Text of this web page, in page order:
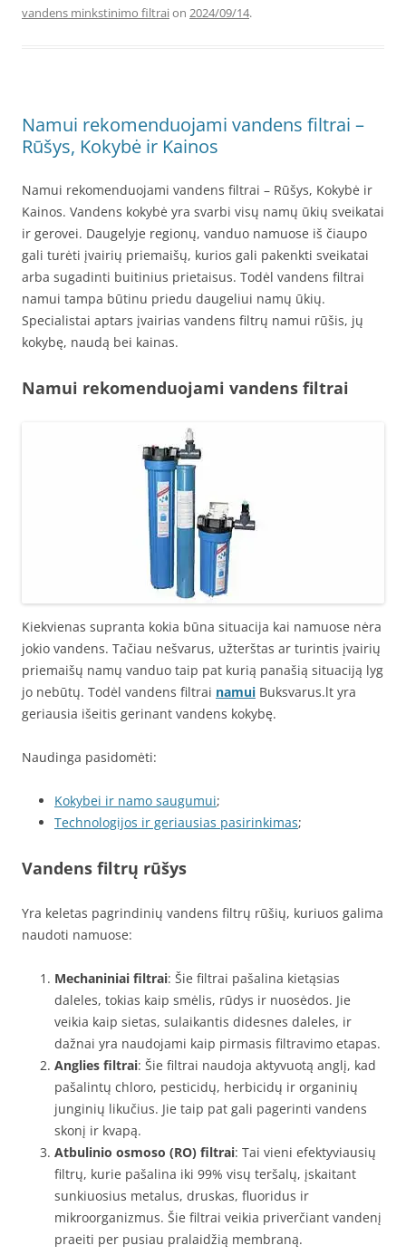
vandens minkstinimo filtraion 2024/09/14.
Namui rekomenduojami vandens filtrai –
Rūšys, Kokybė ir Kainos
Namui rekomenduojami vandens filtrai – Rūšys, Kokybė ir
Kainos. Vandens kokybė yra svarbi visų namų ūkių sveikatai
ir gerovei. Daugelyje regionų, vanduo namuose iš čiaupo
gali turėti įvairių priemaišų, kurios gali pakenkti sveikatai
arba sugadinti buitinius prietaisus. Todėl vandens filtrai
namui tampa būtinu priedu daugeliui namų ūkių.
Specialistai aptars įvairias vandens filtrų namui rūšis, jų
kokybę, naudą bei kainas.
Namui rekomenduojami vandens filtrai
Kiekvienas supranta kokia būna situacija kai namuose nėra
jokio vandens. Tačiau nešvarus, užterštas ar turintis įvairių
priemaišų namų vanduo taip pat kurią panašią situaciją lyg
jo nebūtų. Todėl vandens filtrai namui Buksvarus.lt yra
geriausia išeitis gerinant vandens kokybę.
Naudinga pasidomėti:
Kokybei ir namo saugumui;
Technologijos ir geriausias pasirinkimas;
Vandens filtrų rūšys
Yra keletas pagrindinių vandens filtrų rūšių, kuriuos galima
naudoti namuose:
Mechaniniai filtrai: Šie filtrai pašalina kietąsias
daleles, tokias kaip smėlis, rūdys ir nuosėdos. Jie
veikia kaip sietas, sulaikantis didesnes daleles, ir
dažnai yra naudojami kaip pirmasis filtravimo etapas.
Anglies filtrai: Šie filtrai naudoja aktyvuotą anglį, kad
pašalintų chloro, pesticidų, herbicidų ir organinių
junginių likučius. Jie taip pat gali pagerinti vandens
skonį ir kvapą.
Atbulinio osmoso (RO) filtrai: Tai vieni efektyviausių
filtrų, kurie pašalina iki 99% visų teršalų, įskaitant
sunkiuosius metalus, druskas, fluoridus ir
mikroorganizmus. Šie filtrai veikia priverčiant vandenį
praeiti per pusiau pralaidžią membraną.